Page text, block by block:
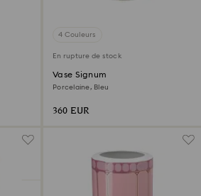
4 Couleurs
En rupture de stock
Vase Signum
Porcelaine, Bleu
360 EUR